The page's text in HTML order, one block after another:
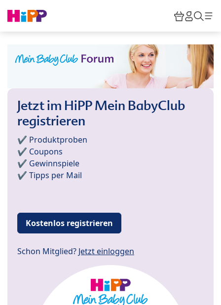
HiPP
Jetzt im HiPP Mein BabyClub
registrieren
✔️ Produktproben
✔️ Coupons
✔️ Gewinnspiele
✔️ Tipps per Mail
Kostenlos registrieren
Schon Mitglied? Jetzt einloggen